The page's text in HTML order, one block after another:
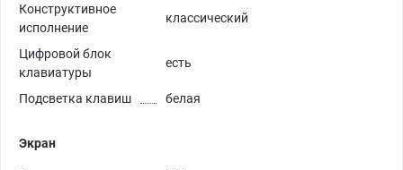
Конструктивное
исполнение
классический
Цифровой блок
клавиатуры
есть
Подсветка клавиш белая
Экран